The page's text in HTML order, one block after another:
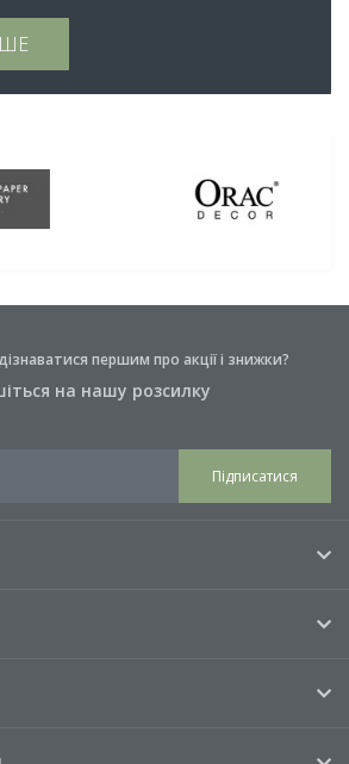
першим про акції і знижки?
на нашу розсилку
Підписатися